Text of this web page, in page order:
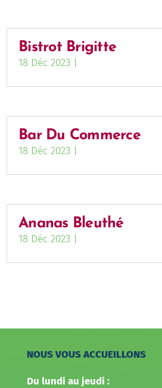
Bistrot Brigitte
18 Déc 2023
Bar Du Commerce
18 Déc 2023
Ananas Bleuthé
18 Déc 2023
NOUS VOUS ACCUEILLONS
Du lundi au jeudi :